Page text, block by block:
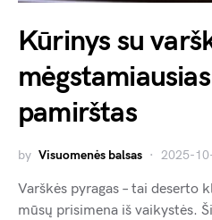
Kūrinys su
pamirštas
by Visuomenės balsas 2025-
Varškės pyragas – tai deserto
mūsų prisimena iš vaikystės.